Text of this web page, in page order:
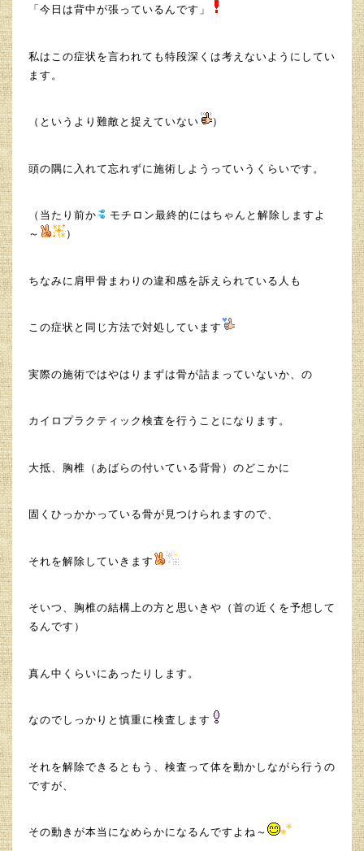
「今日は背中が張っているんです」
私はこの症状を言われても特段深くは考えないようにしてい
ます。
（というより難敵と捉えていない ）
頭の隅に入れて忘れずに施術しようっていうくらいです。
（当たり前か
モチロン最終的にはちゃんと解除しますよ
～
）
ちなみに肩甲骨まわりの違和感を訴えられている人も
この症状と同じ方法で対処しています
実際の施術ではやはりまずは骨が詰まっていないか、の
カイロプラクティック検査を行うことになります。
大抵、胸椎（あばらの付いている背骨）のどこかに
固くひっかかっている骨が見つけられますので、
それを解除していきます
そいつ、胸椎の結構上の方と思いきや（首の近くを予想して
るんです）
真ん中くらいにあったりします。
なのでしっかりと慎重に検査します
それを解除できるともう、検査って体を動かしながら行うの
ですが、
その動きが本当になめらかになるんですよね～